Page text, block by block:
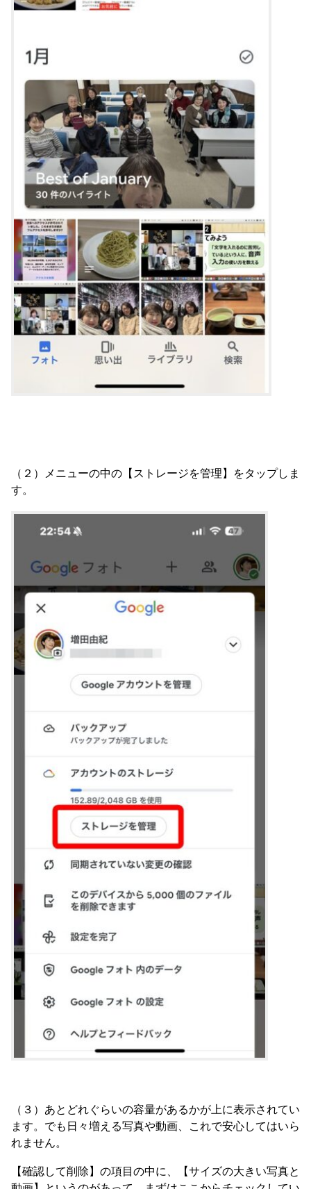
（２）メニューの中の【ストレージを管理】をタップしま
す。
（３）あとどれぐらいの容量があるかが上に表示されてい
ます。でも日々増える写真や動画、これで安心してはいら
れません。
【確認して削除】の項目の中に、【サイズの大きい写真と